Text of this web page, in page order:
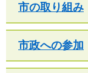
市の取り組み
市政への参加